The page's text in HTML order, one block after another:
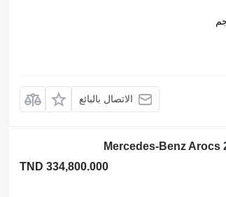
الاتصال بالبائع
Mercedes-Benz Arocs
TND 334,800.000